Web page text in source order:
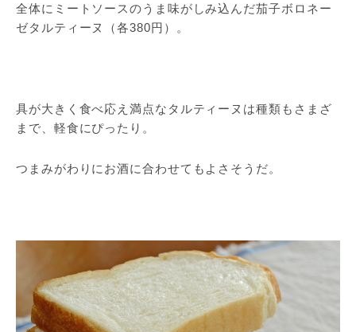
全体にミートソースのうま味がしみ込んだ茄子ボロネー
ゼタルティーヌ（各380円）。
具が大きく食べ応え満点なタルティーヌは種類もさまざ
まで、軽食にぴったり。
つまみがわりにお酒に合わせてもよさそうだ。